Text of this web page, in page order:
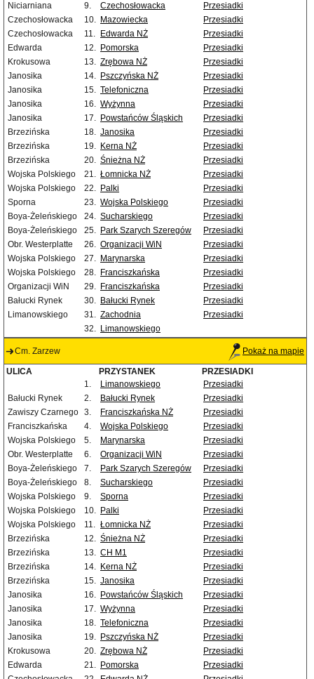
Niciarniana
9. Czechosłowacka
Przesiadki
Czechosłowacka
10. Mazowiecka
Przesiadki
Czechosłowacka
11. Edwarda NŻ
Przesiadki
Edwarda
12. Pomorska
Przesiadki
Krokusowa
13. Zrębowa NŻ
Przesiadki
Janosika
14. Pszczyńska NŻ
Przesiadki
Janosika
15. Telefoniczna
Przesiadki
Janosika
16. Wyżynna
Przesiadki
Janosika
17. Powstańców Śląskich
Przesiadki
Brzezińska
18. Janosika
Przesiadki
Brzezińska
19. Kerna NŻ
Przesiadki
Brzezińska
20. Śnieżna NŻ
Przesiadki
Wojska Polskiego
21. Łomnicka NŻ
Przesiadki
Wojska Polskiego
22. Palki
Przesiadki
Sporna
23. Wojska Polskiego
Przesiadki
Boya-Żeleńskiego
24. Sucharskiego
Przesiadki
Boya-Żeleńskiego
25. Park Szarych Szeregów
Przesiadki
Obr. Westerplatte
26. Organizacji WiN
Przesiadki
Wojska Polskiego
27. Marynarska
Przesiadki
Wojska Polskiego
28. Franciszkańska
Przesiadki
Organizacji WiN
29. Franciszkańska
Przesiadki
Bałucki Rynek
30. Bałucki Rynek
Przesiadki
Limanowskiego
31. Zachodnia
Przesiadki
32. Limanowskiego
Cm. Zarzew Pokaż na mapie
ULICA PRZYSTANEK
PRZESIADKI
1.
Limanowskiego
Przesiadki
Bałucki Rynek
2. Bałucki Rynek
Przesiadki
Zawiszy Czarnego 3. Franciszkańska NŻ
Przesiadki
Franciszkańska
4. Wojska Polskiego
Przesiadki
Wojska Polskiego
5. Marynarska
Przesiadki
Obr. Westerplatte
6. Organizacji WiN
Przesiadki
Boya-Żeleńskiego
7. Park Szarych Szeregów
Przesiadki
Boya-Żeleńskiego
8. Sucharskiego
Przesiadki
Wojska Polskiego
9. Sporna
Przesiadki
Wojska Polskiego
10. Palki
Przesiadki
Wojska Polskiego
11. Łomnicka NŻ
Przesiadki
Brzezińska
12. Śnieżna NŻ
Przesiadki
Brzezińska
13. CH M1
Przesiadki
Brzezińska
14. Kerna NŻ
Przesiadki
Brzezińska
15. Janosika
Przesiadki
Janosika
16. Powstańców Śląskich
Przesiadki
Janosika
17. Wyżynna
Przesiadki
Janosika
18. Telefoniczna
Przesiadki
Janosika
19. Pszczyńska NŻ
Przesiadki
Krokusowa
20. Zrębowa NŻ
Przesiadki
Edwarda
21. Pomorska
Przesiadki